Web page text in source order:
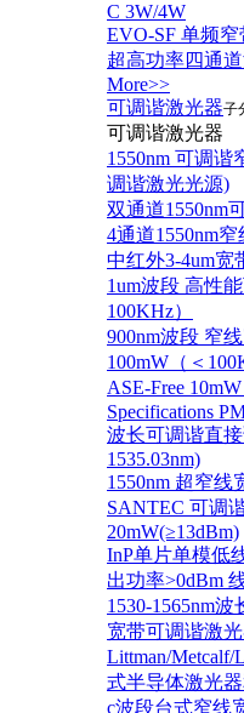
C 3W/4W
EVO-SF 单频
超高功率四通
More>>
可调谐激光器子
可调谐激光器
1550nm 可调谐
调谐激光光源)
双通道1550nm
4通道1550nm
中红外3-4um宽
1um波段 高性
100KHz）
900nm波段 窄
100mW（＜
ASE-Free
Specifications
波长可调谐直
1535.03nm)
1550nm 超窄线
SANTEC 可调
20mW(≥13dBm)
InP单片单模低
出功率>0dBm
1530-1565nm
宽带可调谐激光
Littman/
式半导体激光
c波段台式窄线